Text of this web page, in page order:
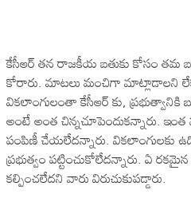
కేసీఆర్ తన రాజకీయ బతుకు కోసం తమ
కోరారు. మాటలు మంచిగా మాట్లాడాలని
వికలాంగులంతా కేసీఆర్ కు, ప్రభుత్వానికి
అంటే అంత చిన్నచూపెందుకన్నారు. ఇంత
పంపిణీ చేయలేదన్నారు. వికలాంగులకు
ప్రభుత్వం పట్టించుకోలేదన్నారు. ఏ రకమైన
కల్పించలేదని వారు విరుచుకుపడ్డారు.